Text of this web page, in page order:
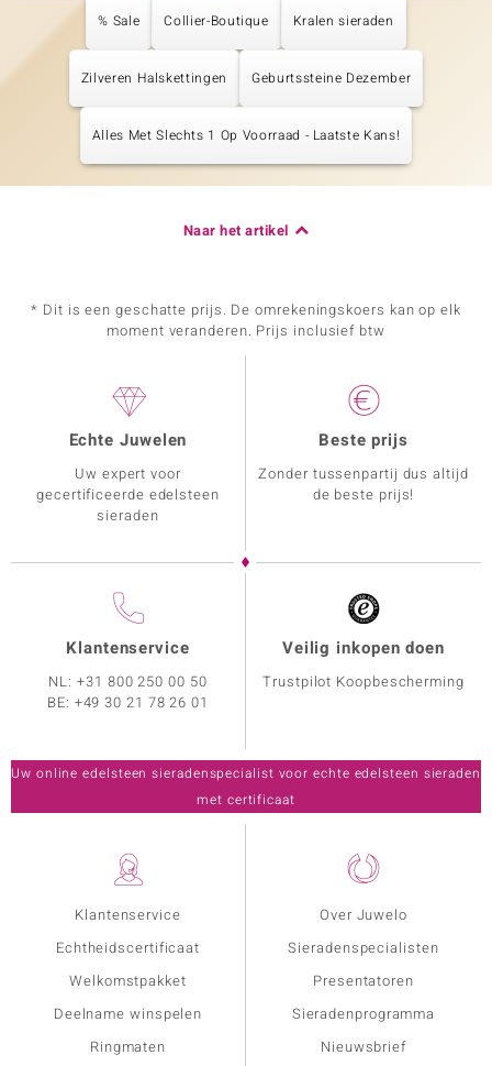
% Sale Collier-Boutique Kralen sieraden
Zilveren Halskettingen Geburtssteine Dezember
Alles Met Slechts 1 Op Voorraad - Laatste Kans!
Naar het artikel
* Dit is een geschatte prijs. De omrekeningskoers kan op elk
moment veranderen. Prijs inclusief btw
Klantenservice
Echtheidscertificaat
Welkomstpakket
Deelname winspelen
Ringmaten
Over Juwelo
Sieradenspecialisten
Presentatoren
Sieradenprogramma
Nieuwsbrief
Echte Juwelen
Uw expert voor
gecertificeerde edelsteen
sieraden
Beste prijs
Zonder tussenpartij dus altijd
de beste prijs!
Klantenservice
NL:+31 800 250 00 50
BE: +49 30 21 78 26 01
Veilig inkopen doen
Trustpilot Koopbescherming
Uw online edelsteen sieradenspecialist voor echte edelsteen sieraden
met certificaat